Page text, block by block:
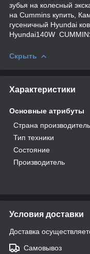
зубья на колесный
на Cummins купить,
гусеничный Hyundai
Hyundai140W
Скрыть
Характеристики
Основные атрибуты
Страна производитель
Тип техники
Состояние
Производитель
Условия доставки
Доставка
Самовывоз